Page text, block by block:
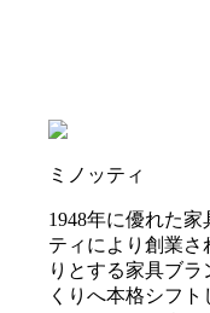
ミノッティ
1948年に優れた
ティにより創業さ
りとする家具ブ
くりへ本格シフト